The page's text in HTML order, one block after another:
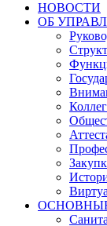
НОВОСТИ
ОБ